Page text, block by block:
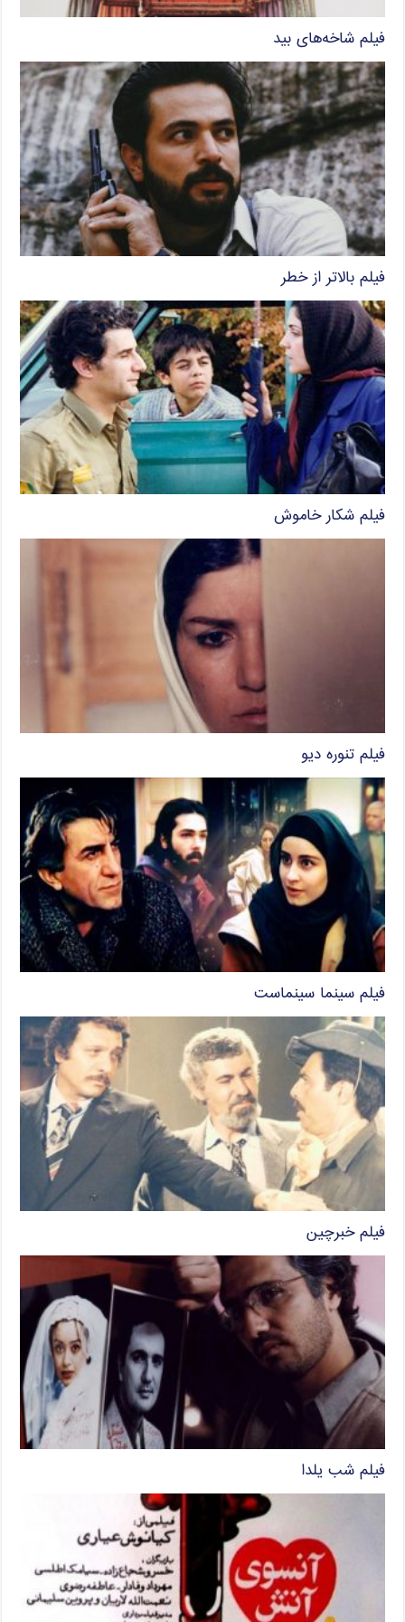
فیلم شاخه‌های بید
فیلم بالاتر از خطر
فیلم شکار خاموش
فیلم تنوره دیو
فیلم سینما سینماست
فیلم خبرچین
فیلم شب یلدا